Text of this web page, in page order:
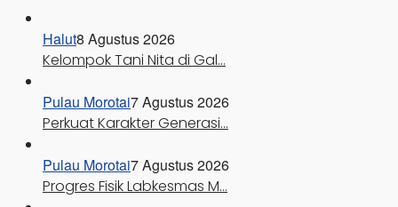
Halut8 Agustus 2026
Kelompok Tani Nita di Gal…
Pulau Morotai7 Agustus 2026
Perkuat Karakter Generasi…
Pulau Morotai7 Agustus 2026
Progres Fisik Labkesmas M…